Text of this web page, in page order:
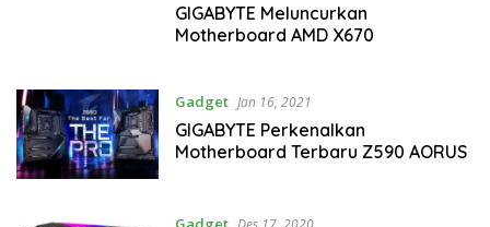
GIGABYTE Meluncurkan
Motherboard AMD X670
Gadget Jan 16, 2021
GIGABYTE Perkenalkan
Motherboard Terbaru Z590 AORUS